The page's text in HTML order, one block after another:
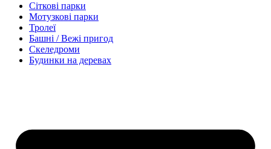
Сіткові парки
Мотузкові парки
Тролеї
Башні / Вежі пригод
Скеледроми
Будинки на деревах